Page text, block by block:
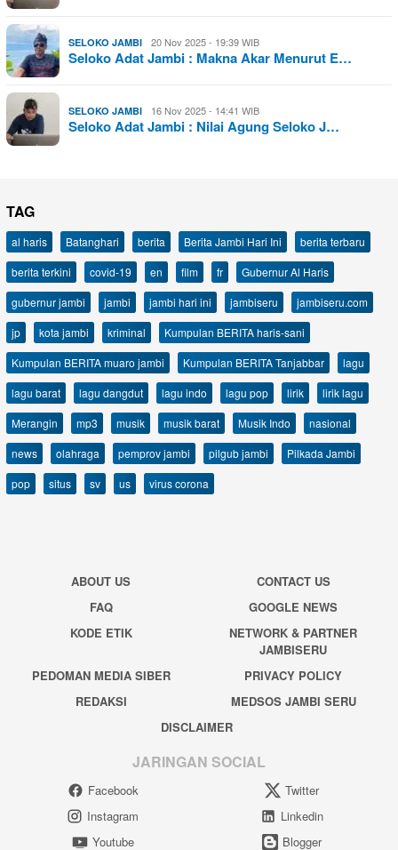
SELOKO JAMBI 20 Nov 2025 - 19:39 WIB
Seloko Adat Jambi : Makna Akar Menurut E…
SELOKO JAMBI 16 Nov 2025 - 14:41 WIB
Seloko Adat Jambi : Nilai Agung Seloko J…
TAG
al haris Batanghari berita Berita Jambi Hari Ini
berita terbaru
berita terkini
covid-19 en film fr
Gubernur Al Haris
gubernur jambi
jambi jambi hari ini jambiseru
jambiseru.com
jp
kota jambi kriminal
Kumpulan BERITA haris-sani
Kumpulan BERITA muaro jambi
Kumpulan BERITA Tanjabbar
lagu
lagu barat
lagu dangdut lagu indo lagu pop lirik
lirik lagu
Merangin
mp3 musik musik barat Musik Indo
nasional
news
olahraga pemprov jambi pilgub jambi
Pilkada Jambi
pop
situs sv us virus corona
ABOUT US
CONTACT US
FAQ
GOOGLE NEWS
KODE ETIK
NETWORK & PARTNER
JAMBISERU
PEDOMAN MEDIA SIBER
PRIVACY POLICY
REDAKSI
MEDSOS JAMBI SERU
DISCLAIMER
JARINGAN SOCIAL
Facebook
Twitter
Instagram
Linkedin
Youtube
Blogger